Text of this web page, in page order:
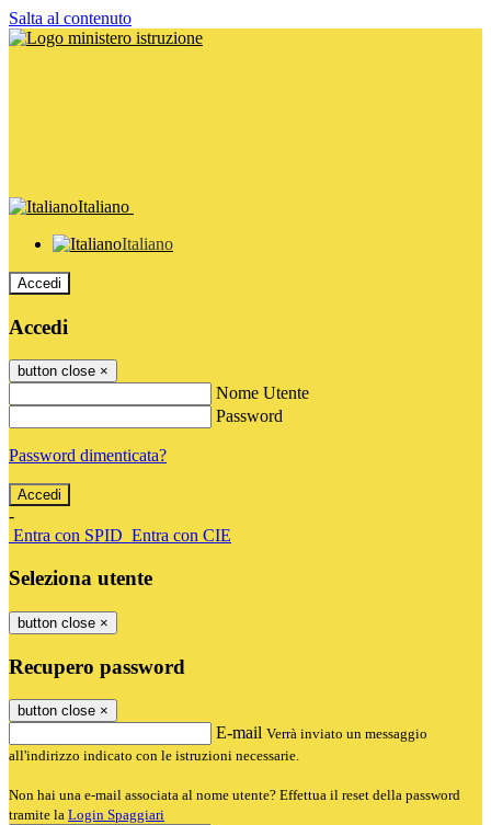
Salta al contenuto
Italiano
Italiano
Accedi
Accedi
button close ×
Nome Utente
Password
Password dimenticata?
-
Entra con SPID Entra con CIE
Seleziona utente
button close ×
Recupero password
button close ×
E-mail Verrà inviato un messaggio
all'indirizzo indicato con le istruzioni necessarie.
Non hai una e-mail associata al nome utente? Effettua il reset della password
tramite la Login Spaggiari